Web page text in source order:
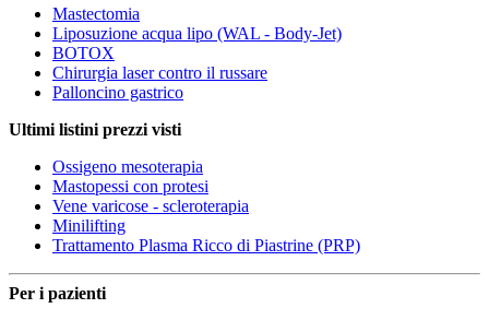
Mastectomia
Liposuzione acqua lipo (WAL - Body-Jet)
BOTOX
Chirurgia laser contro il russare
Palloncino gastrico
Ultimi listini prezzi visti
Ossigeno mesoterapia
Mastopessi con protesi
Vene varicose - scleroterapia
Minilifting
Trattamento Plasma Ricco di Piastrine (PRP)
Per i pazienti